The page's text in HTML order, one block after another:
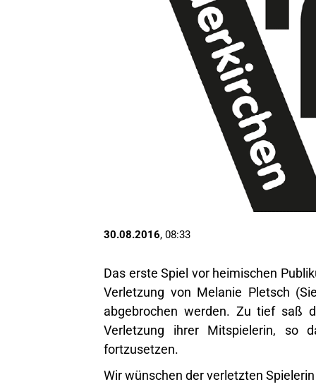
30.08.2016, 08:33
Das erste Spiel vor heimischen
Verletzung von Melanie Pletsch
abgebrochen werden. Zu tief saß
Verletzung ihrer Mitspielerin, so
fortzusetzen.
Wir wünschen der verletzten